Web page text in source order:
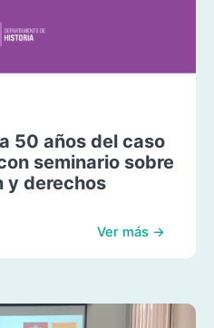
50 años del caso
seminario sobre
y derechos
Ver más →